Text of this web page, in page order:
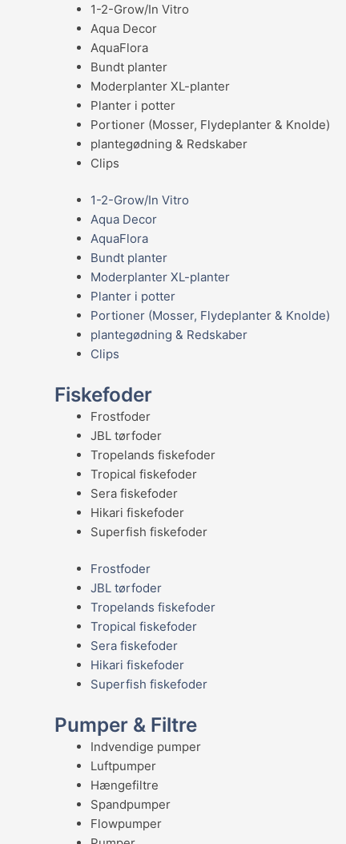
1-2-Grow/In Vitro
Aqua Decor
AquaFlora
Bundt planter
Moderplanter XL-planter
Planter i potter
Portioner (Mosser, Flydeplanter & Knolde)
plantegødning & Redskaber
Clips
1-2-Grow/In Vitro
Aqua Decor
AquaFlora
Bundt planter
Moderplanter XL-planter
Planter i potter
Portioner (Mosser, Flydeplanter & Knolde)
plantegødning & Redskaber
Clips
Fiskefoder
Frostfoder
JBL tørfoder
Tropelands fiskefoder
Tropical fiskefoder
Sera fiskefoder
Hikari fiskefoder
Superfish fiskefoder
Frostfoder
JBL tørfoder
Tropelands fiskefoder
Tropical fiskefoder
Sera fiskefoder
Hikari fiskefoder
Superfish fiskefoder
Pumper & Filtre
Indvendige pumper
Luftpumper
Hængefiltre
Spandpumper
Flowpumper